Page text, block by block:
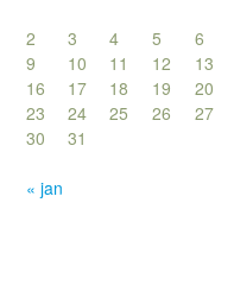
2
3 4 5 6
9
10 11 12 13
16
17 18 19 20
23
24 25 26 27
30
31
« jan